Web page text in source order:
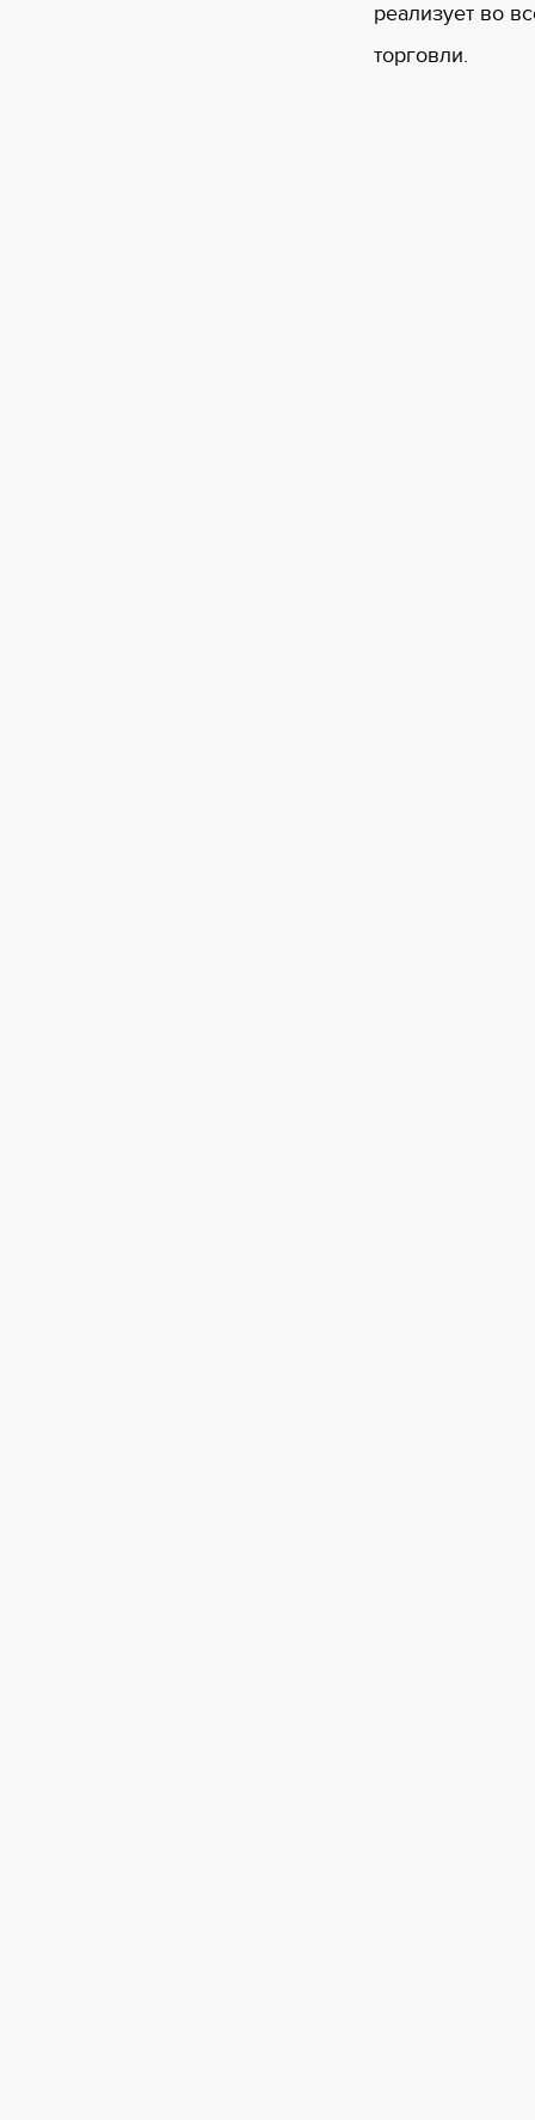
реализует во
торговли.